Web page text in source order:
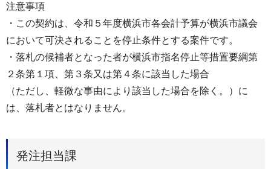
注意事項
・この契約は、令和５年度横浜市各会計予算が横浜市議会
において可決されることを停⽌条件とする案件です。
・落札の候補者となった者が横浜市指名停⽌等措置要綱第
２条第１項、第３条⼜は第４条に該当した場合
（ただし、軽微な事由により該当した場合を除く。）に
は、落札者とはなりません。
発注担当課